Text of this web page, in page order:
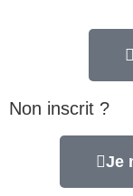
Non inscrit ?
Je